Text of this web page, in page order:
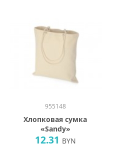
955148
Хлопковая сумка
«Sandy»
12.31 BYN